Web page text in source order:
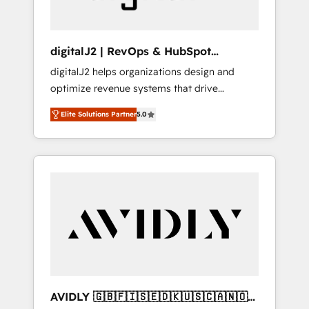
digitalJ2 | RevOps & HubSpot
Implementations
digitalJ2 helps organizations design and
optimize revenue systems that drive
scalable, predictable growth. As a triple-
accredited HubSpot Solutions Partner, we
specialize in both strategic RevOps planning
and hands-on technical execution - building
Services - Managed IT (MSP) - Franchises -
Professional Services - And more! How we
Custom integrations and workflow
Elite Solutions Partner5.0
AVIDLY 🇬🇧🇫🇮🇸🇪🇩🇰🇺🇸🇨🇦🇳🇴